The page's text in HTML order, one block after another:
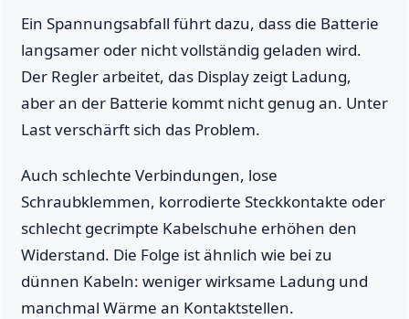
Ein Spannungsabfall führt dazu, dass die Batterie
langsamer oder nicht vollständig geladen wird.
Der Regler arbeitet, das Display zeigt Ladung,
aber an der Batterie kommt nicht genug an. Unter
Last verschärft sich das Problem.
Auch schlechte Verbindungen, lose
Schraubklemmen, korrodierte Steckkontakte oder
schlecht gecrimpte Kabelschuhe erhöhen den
Widerstand. Die Folge ist ähnlich wie bei zu
dünnen Kabeln: weniger wirksame Ladung und
manchmal Wärme an Kontaktstellen.